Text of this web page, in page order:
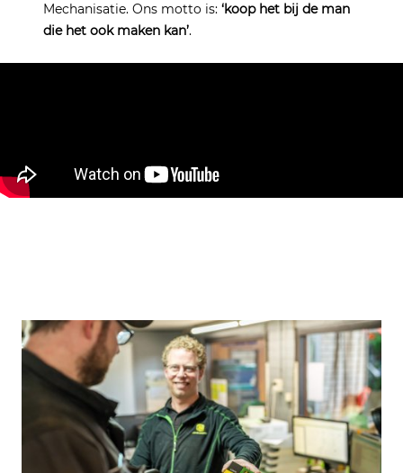
Mechanisatie. Ons motto is: ‘koop het bij de man
die het ook maken kan’.